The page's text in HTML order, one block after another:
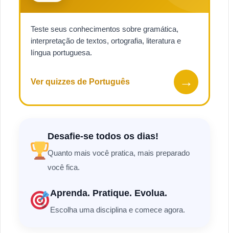
Teste seus conhecimentos sobre gramática,
interpretação de textos, ortografia, literatura e
língua portuguesa.
Ver quizzes de Português →
Desafie-se todos os dias!
Quanto mais você pratica, mais preparado
você fica.
Aprenda. Pratique. Evolua.
Escolha uma disciplina e comece agora.